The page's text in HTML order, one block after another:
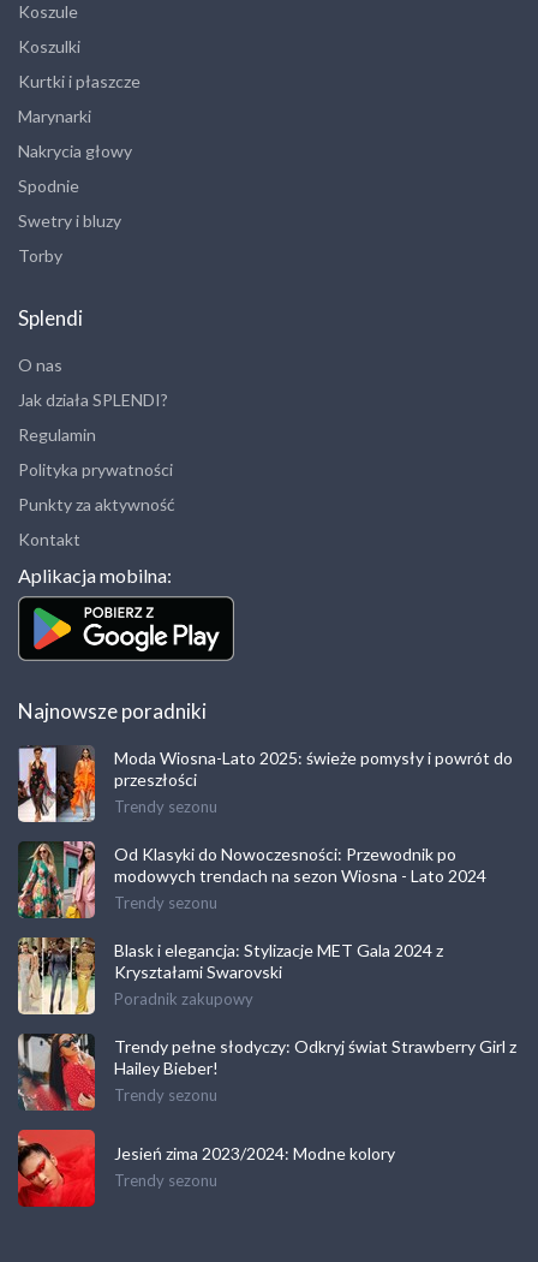
Koszule
Koszulki
Kurtki i płaszcze
Marynarki
Nakrycia głowy
Spodnie
Swetry i bluzy
Torby
Splendi
O nas
Jak działa SPLENDI?
Regulamin
Polityka prywatności
Punkty za aktywność
Kontakt
Aplikacja mobilna:
Najnowsze poradniki
Moda Wiosna-Lato 2025: świeże pomysły i powrót do
przeszłości
Trendy sezonu
Od Klasyki do Nowoczesności: Przewodnik po
modowych trendach na sezon Wiosna - Lato 2024
Trendy sezonu
Blask i elegancja: Stylizacje MET Gala 2024 z
Kryształami Swarovski
Poradnik zakupowy
Trendy pełne słodyczy: Odkryj świat Strawberry Girl z
Hailey Bieber!
Trendy sezonu
Jesień zima 2023/2024: Modne kolory
Trendy sezonu